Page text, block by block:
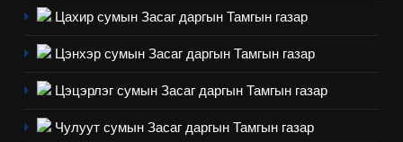
Архангай аймаг дахь салбар
зөвлөлийн 2025 оны үйл
ажиллагааны жилийн
төлөвлөгөө
ТАЗ-ЫН САЛБАР ЗӨВЛӨЛ
5
“Шинэтгэлээр түүчээлсэн
Цахир сумын Засаг даргын Тамгын газар
Цэнхэр сумын Засаг даргын Тамгын газар
Цэцэрлэг сумын Засаг даргын Тамгын газар
Чулуут сумын Засаг даргын Тамгын газар